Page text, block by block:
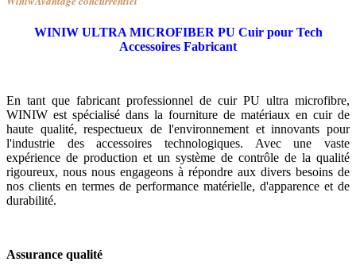
WINIW ULTRA MICROFIBER PU Cuir pour Tech
Accessoires Fabricant
En tant que fabricant professionnel de cuir PU ultra microfibre,
WINIW est spécialisé dans la fourniture de matériaux en cuir de
haute qualité, respectueux de l'environnement et innovants pour
l'industrie des accessoires technologiques. Avec une vaste
expérience de production et un système de contrôle de la qualité
rigoureux, nous nous engageons à répondre aux divers besoins de
nos clients en termes de performance matérielle, d'apparence et de
durabilité.
Assurance qualité